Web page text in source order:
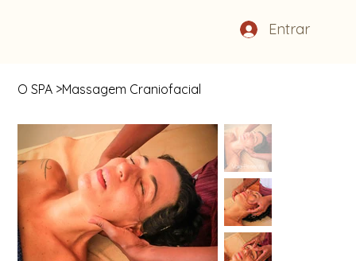
Entrar
O SPA >Massagem Craniofacial